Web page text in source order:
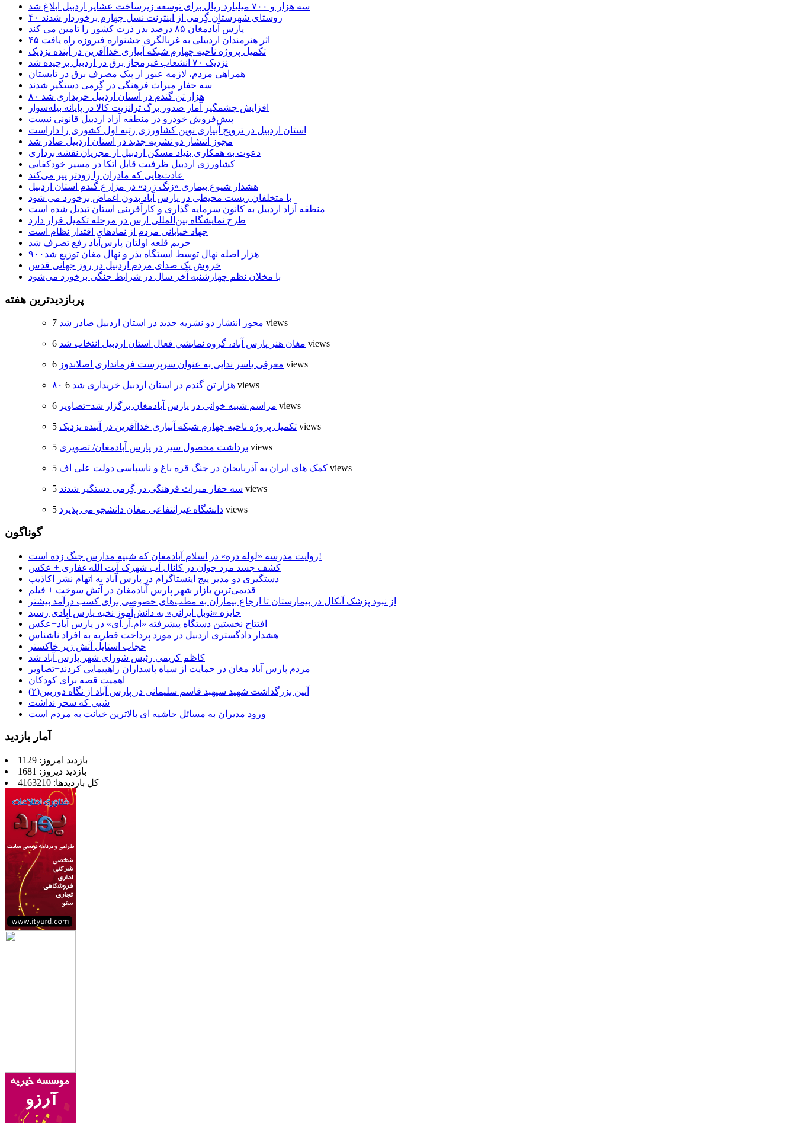
سه هزار و ۷۰۰ میلیارد ریال برای توسعه زیرساخت عشایر اردبیل ابلاغ شد
۴۰ روستای شهرستان گِرمی از اینترنت نسل چهارم برخوردار شدند
پارس آبادمغان ۸۵ درصد بذر ذرت کشور را تامین می کند
۴۵ اثر هنرمندان اردبیلی به غربالگری جشنواره فیروزه راه یافت
تکمیل پروژه ناحیه چهارم شبکه آبیاری خداآفرین در آینده نزدیک
نزدیک ۷۰ انشعاب غیرمجاز برق در اردبیل برچیده شد
همراهی مردم، لازمه عبور از پیک مصرف برق در تابستان
سه حفار میراث فرهنگی در گِرمی دستگیر شدند
۸۰ هزار تن گندم در استان اردبیل خریداری شد
افزایش چشمگیر آمار صدور برگ ترانزیت کالا در پایانه بیله‌سوار
پیش‌فروش خودرو در منطقه آزاد اردبیل قانونی نیست
استان اردبیل در ترویج آبیاری نوین کشاورزی رتبه اول کشوری را داراست
مجوز انتشار دو نشریه جدید در استان اردبیل صادر شد
دعوت به همکاری بنیاد مسکن اردبیل از مجریان نقشه برداری
کشاورزی اردبیل ظرفیت قابل اتکا در مسیر خودکفایی
عادت‌هایی که مادران را زودتر پیر می‌کند
هشدار شیوع بیماری «زنگ زرد» در مزارع گندم استان اردبیل
با متخلفان زیست محیطی در پارس آباد بدون اغماض برخورد می شود
منطقه آزاد اردبیل به کانون سرمایه گذاری و کارآفرینی استان تبدیل شده است
طرح نمایشگاه بین‌المللی ارس در مرحله تکمیل قرار دارد
جهاد خیابانی مردم از نمادهای اقتدار نظام است
حریم قلعه اولتان پارس‌آباد رفع تصرف شد
۹۰۰هزار اصله نهال توسط ایستگاه بذر و نهال مغان توزیع شد
خروش یک صدای مردم اردبیل در روز جهانی قدس
با مخلان نظم چهارشنبه‌ آخر سال در شرایط جنگی برخورد می‌شود
پربازدیدترین هفته
مجوز انتشار دو نشریه جدید در استان اردبیل صادر شد 7 views
مغان هنر پارس آباد، گروه نمايشي فعال استان اردبيل انتخاب شد 6 views
معرفی یاسر ندایی به عنوان سرپرست فرمانداری اصلاندوز 6 views
۸۰ هزار تن گندم در استان اردبیل خریداری شد 6 views
مراسم شبیه خوانی در پارس آبادمغان برگزار شد+تصاویر 6 views
تکمیل پروژه ناحیه چهارم شبکه آبیاری خداآفرین در آینده نزدیک 5 views
برداشت محصول سیر در پارس آبادمغان/ تصویری 5 views
کمک های ایران به آذربایجان در جنگ قره باغ و ناسپاسی دولت علی اف 5 views
سه حفار میراث فرهنگی در گِرمی دستگیر شدند 5 views
دانشگاه غیرانتفاعی مغان دانشجو می پذیرد 5 views
گوناگون
روایت مدرسه «لوله دره» در اسلام آبادمغان که شبیه مدارس جنگ زده است!
کشف جسد مرد جوان در کانال آب شهرک آیت الله غفاری + عکس
دستگیری دو مدیر پیج اینستاگرام در پارس آباد به اتهام نشر اکاذیب
قدیمی‌ترین بازار شهر پارس آبادمغان در آتش سوخت + فیلم
از نبود پزشک آنکال در بیمارستان تا ارجاع بیماران به مطب‌های خصوصی برای کسب درآمد بیشتر
جایزه «نوبل ایرانی» به دانش‌آموز نخبه پارس آبادی رسید
افتتاح نخستین دستگاه پیشرفته «ام.آر.آی» در پارس آباد+عکس
هشدار دادگستری اردبیل در مورد پرداخت فطریه به افراد ناشناس
حجاب استایل آتش زیر خاکستر
کاظم کریمی رئیس شورای شهر پارس آباد شد
مردم پارس آباد مغان در حمایت از سپاه پاسداران راهپیمایی کردند+تصاویر
آیین بزرگداشت شهید سپهبد قاسم سلیمانی در پارس آباد از نگاه دوربین(۲)
شبی که سحر نداشت
ورود مدیران به مسائل حاشیه ای بالاترین خیانت به مردم است
آمار بازدید
بازدید امروز: 1129
بازدید دیروز: 1681
کل بازدیدها: 4163210